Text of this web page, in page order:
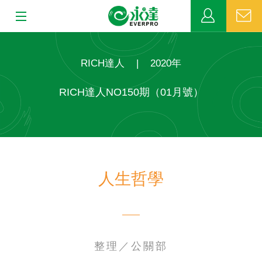
MDRT
RICH達人 | 2020年
RICH達人NO150期（01月號）
人生哲學
整理／公關部